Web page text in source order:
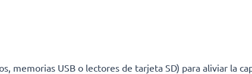
memorias USB o lectores de tarjeta SD) para aliviar la